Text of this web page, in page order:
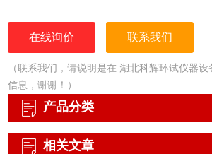
在线询价 联系我们
（联系我们，请说明是在 湖北科辉环试仪器
信息，谢谢！）
产品分类
相关文章